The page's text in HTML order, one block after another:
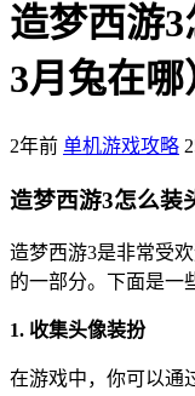
造梦西游
3月兔在哪
2年前 单机游戏攻略
造梦西游3怎么装
造梦西游3是非常受
的一部分。下面是一
1. 收集头像装扮
在游戏中，你可以通